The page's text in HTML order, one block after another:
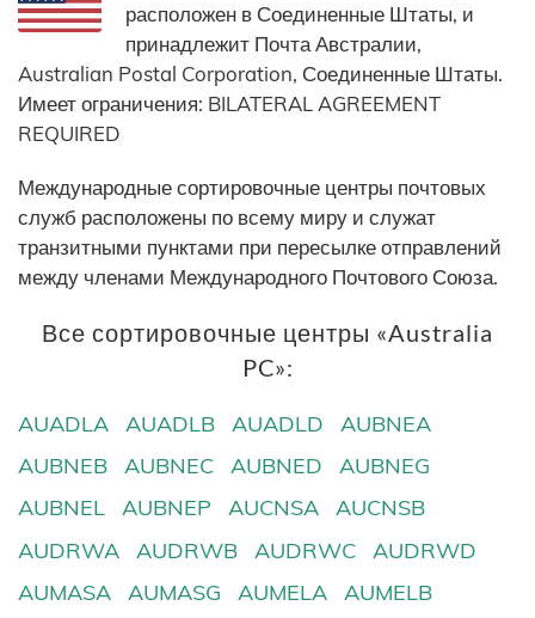
расположен в Соединенные Штаты, и
принадлежит Почта Австралии,
Australian Postal Corporation, Соединенные Штаты.
Имеет ограничения: BILATERAL AGREEMENT
REQUIRED
Международные сортировочные центры почтовых
служб расположены по всему миру и служат
транзитными пунктами при пересылке отправлений
между членами Международного Почтового Союза.
Все сортировочные центры «Australia
PC»:
AUADLA AUADLB AUADLD
AUBNEA
AUBNEB
AUBNEC AUBNED
AUBNEG
AUBNEL
AUBNEP AUCNSA
AUCNSB
AUDRWA
AUDRWB AUDRWC
AUDRWD
AUMASA
AUMASG AUMELA
AUMELB